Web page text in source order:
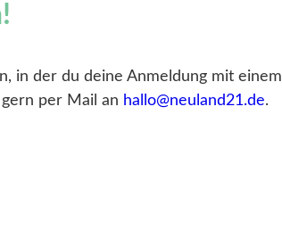
in der du deine Anmeldung mit einem
per Mail an hallo@neuland21.de.